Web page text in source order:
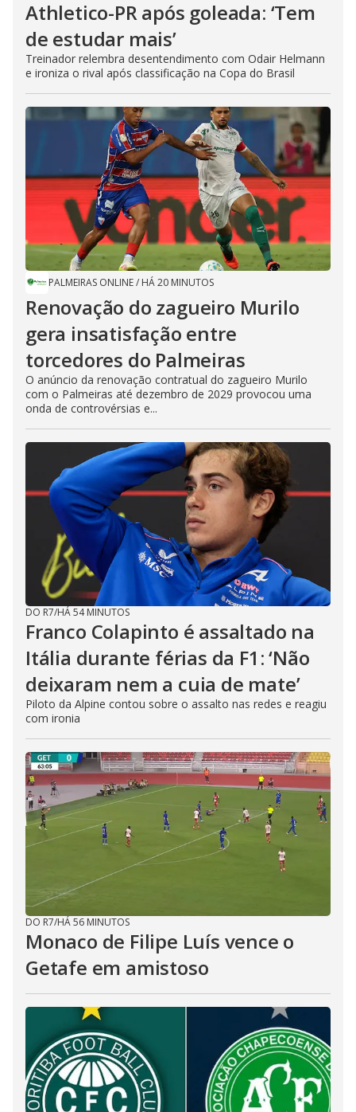
Athletico-PR após goleada: ‘Tem
de estudar mais’
Treinador relembra desentendimento com Odair Helmann
e ironiza o rival após classificação na Copa do Brasil
PALMEIRAS ONLINE/ HÁ 20 MINUTOS
Renovação do zagueiro Murilo
gera insatisfação entre
torcedores do Palmeiras
O anúncio da renovação contratual do zagueiro Murilo
com o Palmeiras até dezembro de 2029 provocou uma
onda de controvérsias e...
DO R7/HÁ 54 MINUTOS
Franco Colapinto é assaltado na
Itália durante férias da F1: ‘Não
deixaram nem a cuia de mate’
Piloto da Alpine contou sobre o assalto nas redes e reagiu
com ironia
DO R7/HÁ 56 MINUTOS
Monaco de Filipe Luís vence o
Getafe em amistoso